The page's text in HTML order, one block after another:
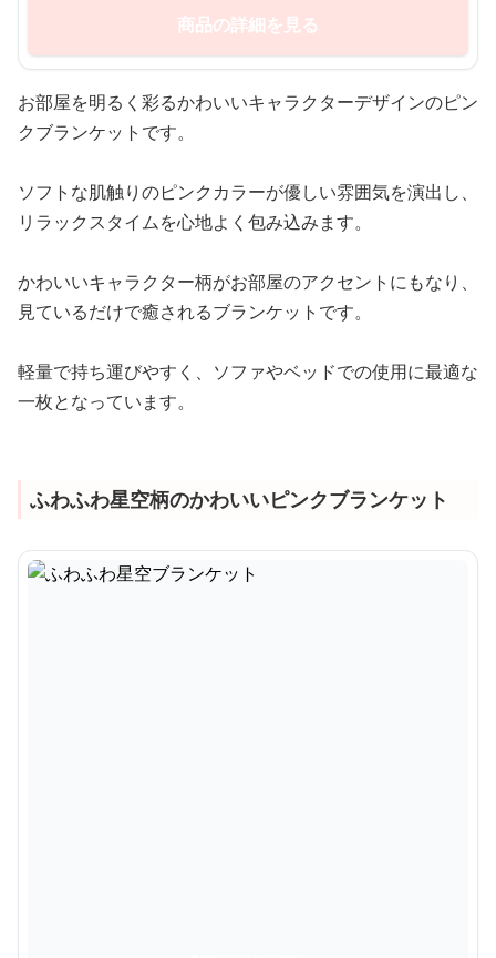
商品の詳細を見る
お部屋を明るく彩るかわいいキャラクターデザインのピン
クブランケットです。
ソフトな肌触りのピンクカラーが優しい雰囲気を演出し、
リラックスタイムを心地よく包み込みます。
かわいいキャラクター柄がお部屋のアクセントにもなり、
見ているだけで癒されるブランケットです。
軽量で持ち運びやすく、ソファやベッドでの使用に最適な
一枚となっています。
ふわふわ星空柄のかわいいピンクブランケット